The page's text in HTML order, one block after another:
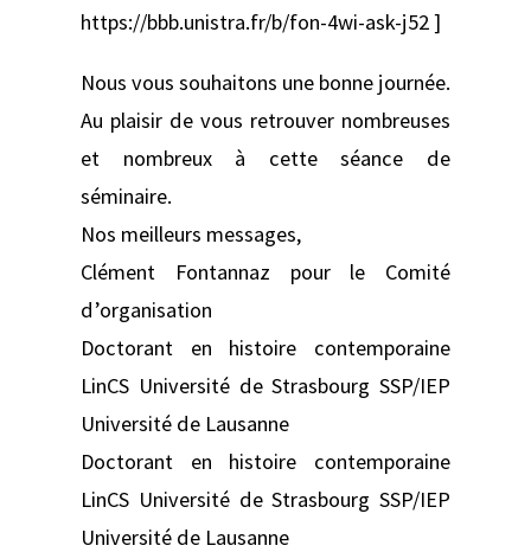
https://bbb.unistra.fr/b/fon-4wi-ask-j52 ]
Nous vous souhaitons une bonne journée.
Au plaisir de vous retrouver nombreuses
et nombreux à cette séance de
séminaire.
Nos meilleurs messages,
Clément Fontannaz pour le Comité
d’organisation
Doctorant en histoire contemporaine
LinCS Université de Strasbourg SSP/IEP
Université de Lausanne
Doctorant en histoire contemporaine
LinCS Université de Strasbourg SSP/IEP
Université de Lausanne